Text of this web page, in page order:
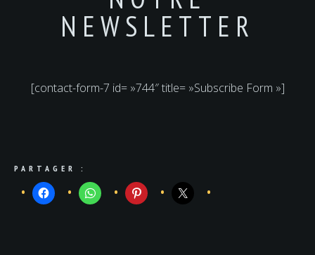
NEWSLETTER
[contact-form-7 id= »744″ title= »Subscribe Form »]
PARTAGER :